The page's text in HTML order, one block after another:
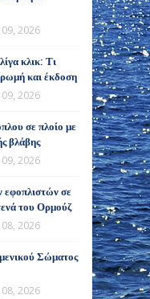
2026
κλικ: Τι
και έκδοση
2026
σε πλοίο με
βλάβης
2026
εφοπλιστών σε
του Ορμούζ
2026
Σώματος
2026